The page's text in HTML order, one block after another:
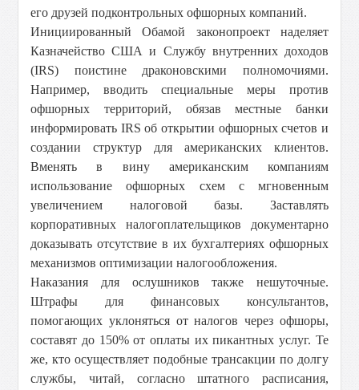
его друзей подконтрольных офшорных компаний.
Инициированный Обамой законопроект наделяет
Казначейство США и Службу внутренних доходов
(IRS) поистине драконовскими полномочиями.
Например, вводить специальные меры против
офшорных территорий, обязав местные банки
информировать IRS об открытии офшорных счетов и
создании структур для американских клиентов.
Вменять в вину американским компаниям
использование офшорных схем с мгновенным
увеличением налоговой базы. Заставлять
корпоративных налогоплательщиков документарно
доказывать отсутствие в их бухгалтериях офшорных
механизмов оптимизации налогообложения.
Наказания для ослушников также нешуточные.
Штрафы для финансовых консультантов,
помогающих уклоняться от налогов через офшоры,
составят до 150% от оплаты их пикантных услуг. Те
же, кто осуществляет подобные трансакции по долгу
службы, читай, согласно штатного расписания,